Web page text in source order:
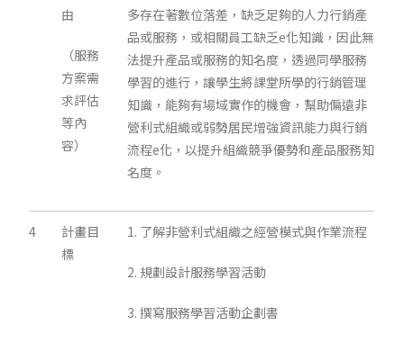
由
（服務
方案需
求評估
等內
容）
多存在著數位落差，缺乏足夠的人力行銷產
品或服務，或相關員工缺乏e化知識，因此無
法提升產品或服務的知名度，透過同學服務
學習的進行，讓學生將課堂所學的行銷管理
知識，能夠有場域實作的機會，幫助偏遠非
營利式組織或弱勢居民增強資訊能力與行銷
流程e化，以提升組織競爭優勢和產品服務知
名度。
4
計畫目
標
1. 了解非營利式組織之經營模式與作業流程
2. 規劃設計服務學習活動
3. 撰寫服務學習活動企劃書